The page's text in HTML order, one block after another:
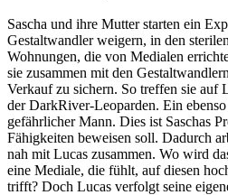
Sascha und ihre Mutter starten ein
Gestaltwandler weigern, in den
Wohnungen, die von Medialen
sie zusammen mit den
Verkauf zu sichern. So treffen sie auf
der DarkRiver-Leoparden. Ein
gefährlicher Mann. Dies ist Saschas
Fähigkeiten beweisen soll. Dadurch
nah mit Lucas zusammen. Wo wird
eine Mediale, die fühlt, auf diesen
trifft? Doch Lucas verfolgt seine